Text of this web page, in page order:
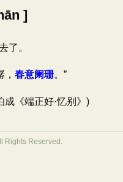
]
了。
春意阑珊。”
成《端正好·忆别》)
Rights Reserved.